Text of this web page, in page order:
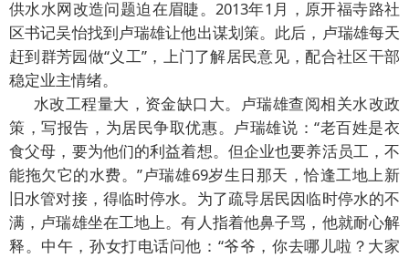
供水水网改造问题迫在眉睫。2013年1月，原开福寺路社
区书记吴怡找到卢瑞雄让他出谋划策。此后，卢瑞雄每天
赶到群芳园做“义工”，上门了解居民意见，配合社区干部
稳定业主情绪。
水改工程量大，资金缺口大。卢瑞雄查阅相关水改政
策，写报告，为居民争取优惠。卢瑞雄说：“老百姓是衣
食父母，要为他们的利益着想。但企业也要养活员工，不
能拖欠它的水费。”卢瑞雄69岁生日那天，恰逢工地上新
旧水管对接，得临时停水。为了疏导居民因临时停水的不
满，卢瑞雄坐在工地上。有人指着他鼻子骂，他就耐心解
释。中午，孙女打电话问他：“爷爷，你去哪儿啦？大家